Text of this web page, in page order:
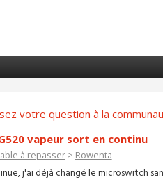
votre question à la
vapeur sort en continu
à repasser> Rowenta
j'ai déjà changé le microswitch